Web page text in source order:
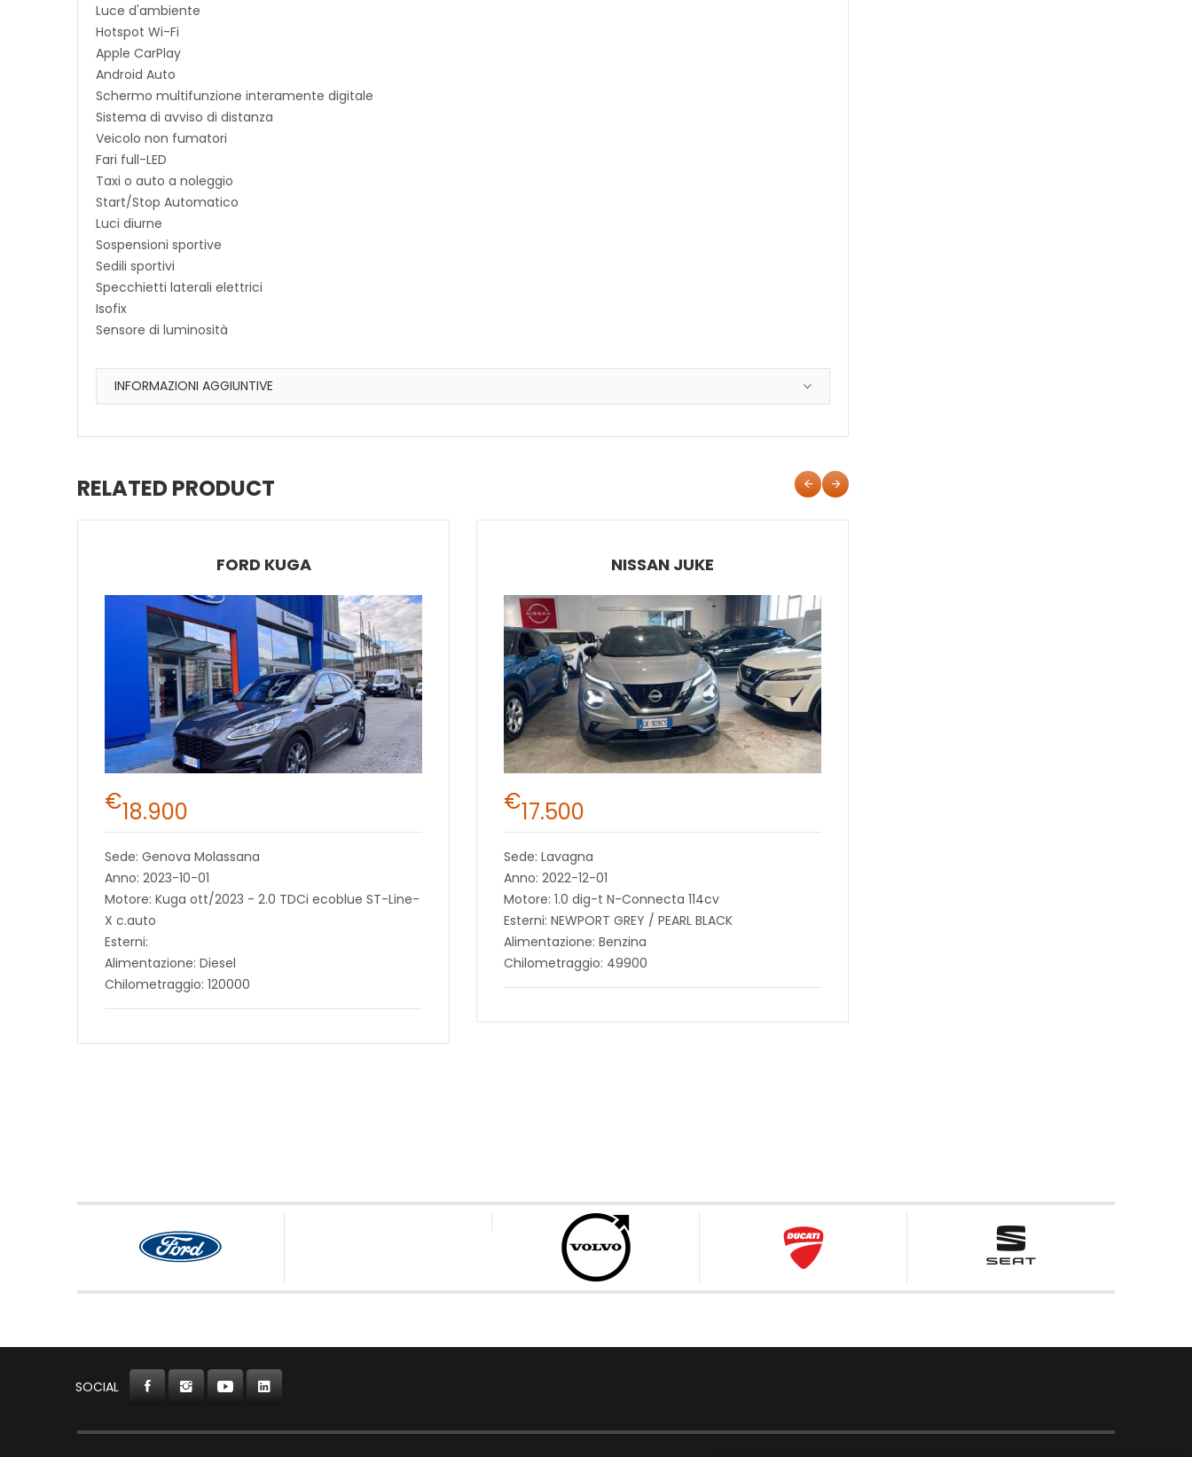
Luce d'ambiente
Hotspot Wi-Fi
Apple CarPlay
Android Auto
Schermo multifunzione interamente digitale
Sistema di avviso di distanza
Veicolo non fumatori
Fari full-LED
Taxi o auto a noleggio
Start/Stop Automatico
Luci diurne
Sospensioni sportive
Sedili sportivi
Specchietti laterali elettrici
Isofix
Sensore di luminosità
INFORMAZIONI AGGIUNTIVE
RELATED PRODUCT
FORD KUGA
€18.900
Sede: Genova Molassana
Anno: 2023-10-01
Motore: Kuga ott/2023 - 2.0 TDCi ecoblue ST-Line-
X c.auto
Esterni:
Alimentazione: Diesel
Chilometraggio: 120000
NISSAN JUKE
€17.500
Sede: Lavagna
Anno: 2022-12-01
Motore: 1.0 dig-t N-Connecta 114cv
Esterni: NEWPORT GREY / PEARL BLACK
Alimentazione: Benzina
Chilometraggio: 49900
SOCIAL